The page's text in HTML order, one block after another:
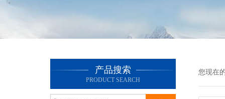
产品搜索
PRODUCT SEARCH
您现在